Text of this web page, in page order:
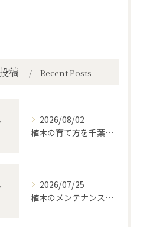
稿 Recent Posts
2026/08/02
植木の育て方を千葉県の気候に合わせて美しく保つ水やりの極意
2026/07/25
植木のメンテナンスを千葉県で成功させるための庭全体から考える技と計画ガイド